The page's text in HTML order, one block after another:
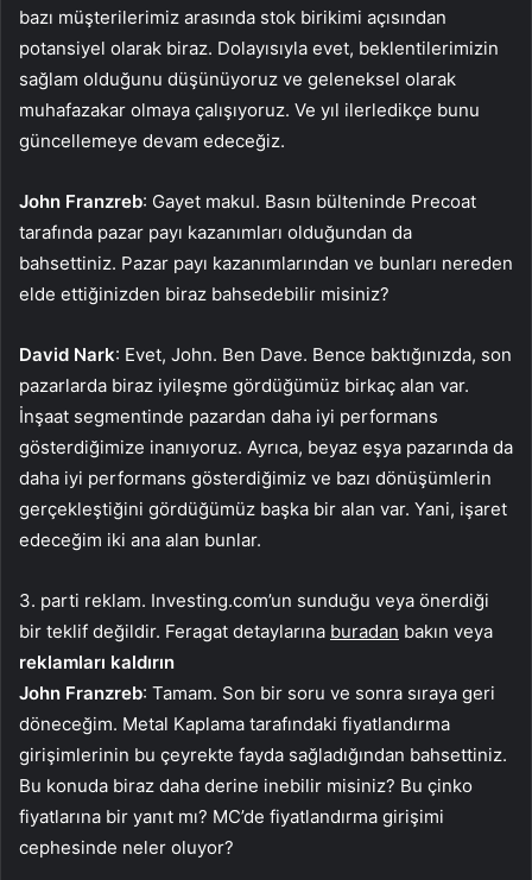
bazı müşterilerimiz arasında stok birikimi açısından
potansiyel olarak biraz. Dolayısıyla evet, beklentilerimizin
sağlam olduğunu düşünüyoruz ve geleneksel olarak
muhafazakar olmaya çalışıyoruz. Ve yıl ilerledikçe bunu
güncellemeye devam edeceğiz.
John Franzreb: Gayet makul. Basın bülteninde Precoat
tarafında pazar payı kazanımları olduğundan da
bahsettiniz. Pazar payı kazanımlarından ve bunları nereden
elde ettiğinizden biraz bahsedebilir misiniz?
David Nark: Evet, John. Ben Dave. Bence baktığınızda, son
pazarlarda biraz iyileşme gördüğümüz birkaç alan var.
İnşaat segmentinde pazardan daha iyi performans
gösterdiğimize inanıyoruz. Ayrıca, beyaz eşya pazarında da
daha iyi performans gösterdiğimiz ve bazı dönüşümlerin
gerçekleştiğini gördüğümüz başka bir alan var. Yani, işaret
edeceğim iki ana alan bunlar.
3. parti reklam. Investing.com’un sunduğu veya önerdiği
bir teklif değildir. Feragat detaylarına buradan bakın veya
reklamları kaldırın
John Franzreb: Tamam. Son bir soru ve sonra sıraya geri
döneceğim. Metal Kaplama tarafındaki fiyatlandırma
girişimlerinin bu çeyrekte fayda sağladığından bahsettiniz.
Bu konuda biraz daha derine inebilir misiniz? Bu çinko
fiyatlarına bir yanıt mı? MC’de fiyatlandırma girişimi
cephesinde neler oluyor?